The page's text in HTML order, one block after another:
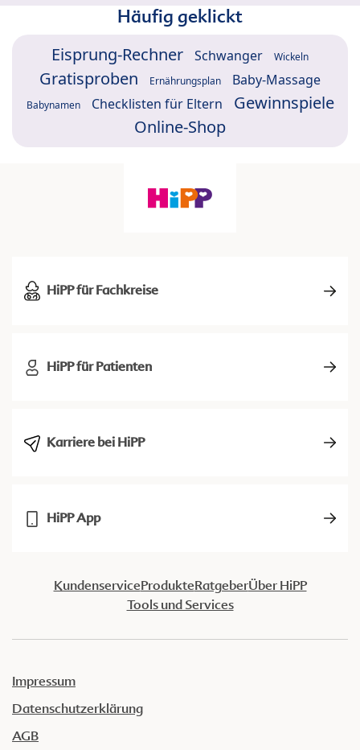
Häufig geklickt
Eisprung-Rechner Schwanger Wickeln
Gratisproben Ernährungsplan Baby-Massage
Babynamen Checklisten für Eltern
Gewinnspiele
Online-Shop
HiPP für Fachkreise
HiPP für Patienten
Karriere bei HiPP
HiPP App
KundenserviceProdukteRatgeberÜber HiPP
Tools und Services
Impressum
Datenschutzerklärung
AGB